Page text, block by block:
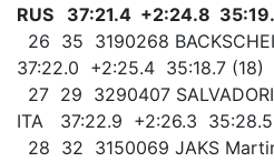
RUS 37:21.4 +2:24.8
26 35 3190268
37:22.0 +2:25.4 35:18.7 (18)
27 29 3290407
ITA 37:22.9 +2:26.3
28 32 3150069 JAKS